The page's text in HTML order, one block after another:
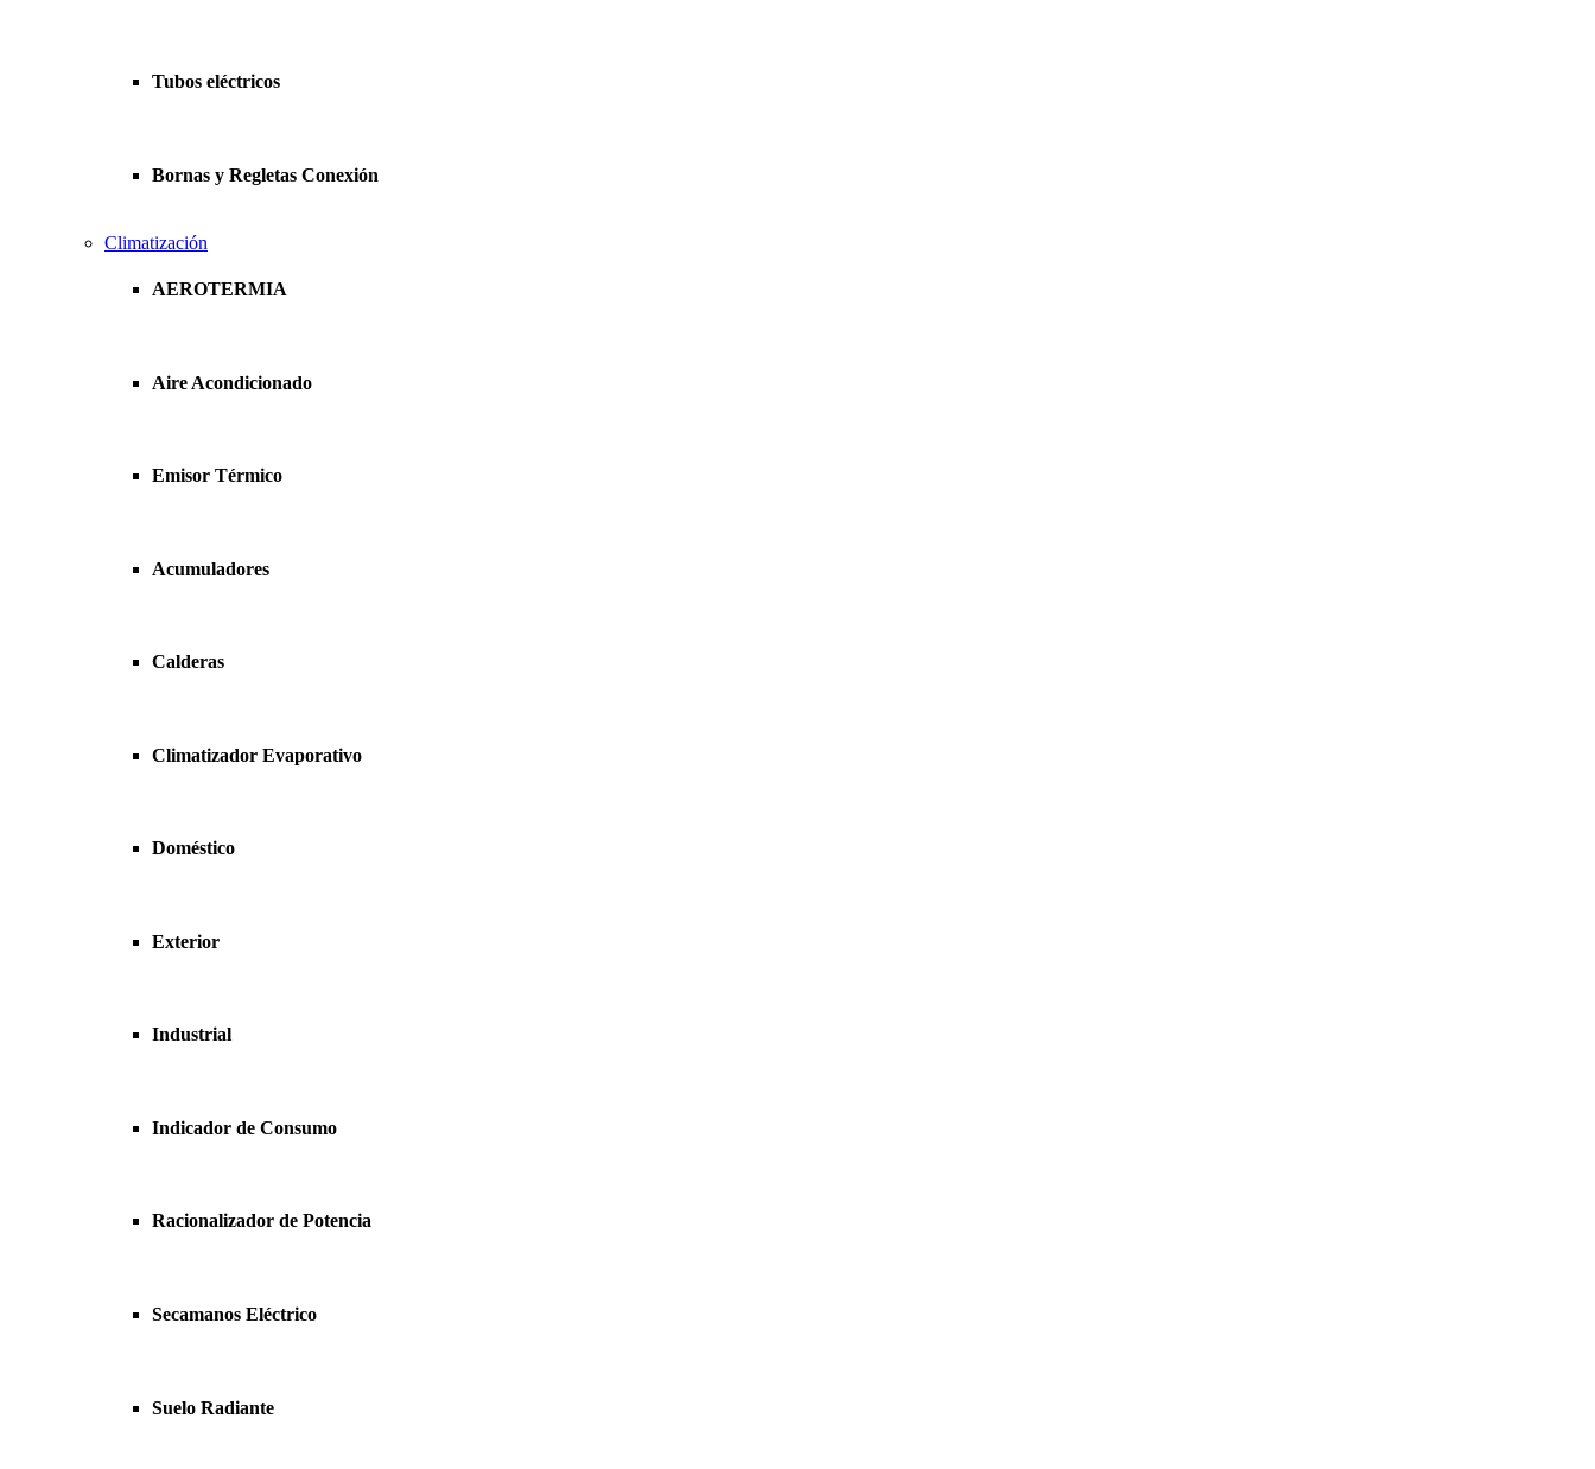
Tubos eléctricos
Bornas y Regletas Conexión
Climatización
AEROTERMIA
Aire Acondicionado
Emisor Térmico
Acumuladores
Calderas
Climatizador Evaporativo
Doméstico
Exterior
Industrial
Indicador de Consumo
Racionalizador de Potencia
Secamanos Eléctrico
Suelo Radiante